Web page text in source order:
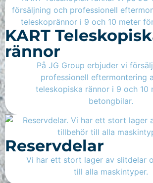
KART
rännor
På JG Group erbjuder vi
professionell eftermontering
teleskopiska rännor i 9 och 10
betongbilar.
Reservdelar
Vi har ett stort lager av slitdelar
till alla maskintyper.